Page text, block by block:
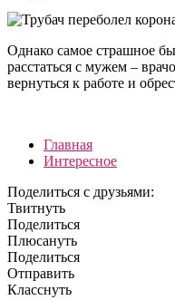
Однако самое страшное
расстаться с мужем –
вернуться к работе и
Главная
Интересное
Поделиться с друзьями:
Твитнуть
Поделиться
Плюсануть
Поделиться
Отправить
Класснуть